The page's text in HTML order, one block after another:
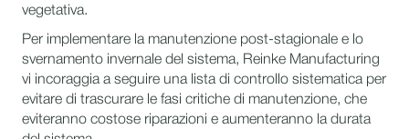
vegetativa.
Per implementare la manutenzione post-stagionale e lo
svernamento invernale del sistema, Reinke Manufacturing
vi incoraggia a seguire una lista di controllo sistematica per
evitare di trascurare le fasi critiche di manutenzione, che
eviteranno costose riparazioni e aumenteranno la durata